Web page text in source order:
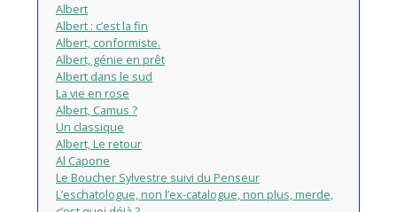
Albert
Albert : c’est la fin
Albert, conformiste.
Albert, génie en prêt
Albert dans le sud
La vie en rose
Albert, Camus ?
Un classique
Albert, Le retour
Al Capone
Le Boucher Sylvestre suivi du Penseur
L’eschatologue, non l’ex-catalogue, non plus, merde,